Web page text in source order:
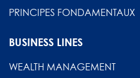
PRINCIPES FONDAMENTAUX
BUSINESS LINES
WEALTH MANAGEMENT